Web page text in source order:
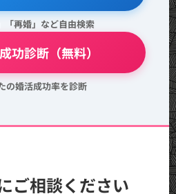
「再婚」など自由検索
功診断（無料）
の婚活成功率を診断
ご相談ください